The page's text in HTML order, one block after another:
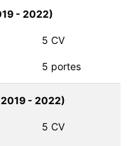
- 2022)
5 CV
5 portes
- 2022)
5 CV